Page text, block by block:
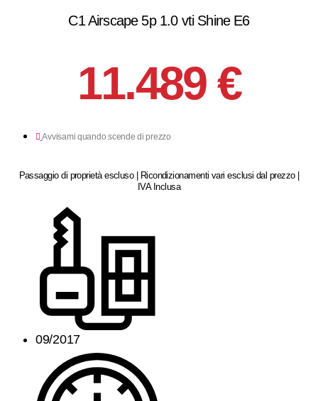
C1 Airscape 5p 1.0 vti Shine E6
11.489 €
Avvisami quando scende di prezzo
Passaggio di proprietà escluso | Ricondizionamenti vari esclusi dal prezzo |
IVA Inclusa
09/2017